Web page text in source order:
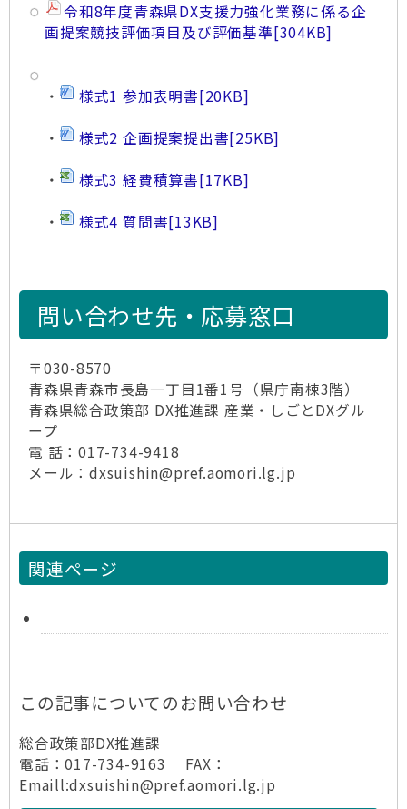
令和8年度青森県DX支援力強化業務に係る企
画提案競技評価項目及び評価基準[304KB]
・ 様式1 参加表明書[20KB]
・
様式2 企画提案提出書[25KB]
・
様式3 経費積算書[17KB]
・
様式4 質問書[13KB]
問い合わせ先・応募窓口
〒030-8570
青森県青森市長島一丁目1番1号（県庁南棟3階）
青森県総合政策部 DX推進課 産業・しごとDXグル
ープ
電 話：017-734-9418
メール：dxsuishin@pref.aomori.lg.jp
関連ページ
この記事についてのお問い合わせ
総合政策部DX推進課
電話：017-734-9163 FAX：
Emaill:dxsuishin@pref.aomori.lg.jp